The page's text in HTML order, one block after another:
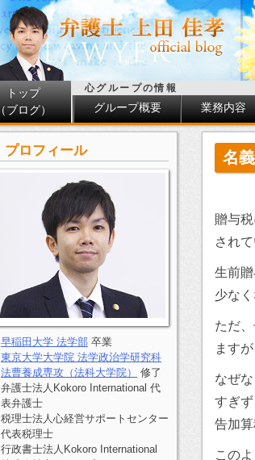
トップ
（ブログ）
心グループの情報
グループ概要 業務内容
名
贈与
され
生前
少な
ただ
ます
なぜ
すぎ
告加
この
プロフィール
早稲田大学 法学部 卒業
東京大学大学院 法学政治学研究科
法曹養成専攻（法科大学院）
修了
弁護士法人Kokoro International 代
表弁護士
税理士法人心経営サポートセンター
代表税理士
行政書士法人Kokoro International